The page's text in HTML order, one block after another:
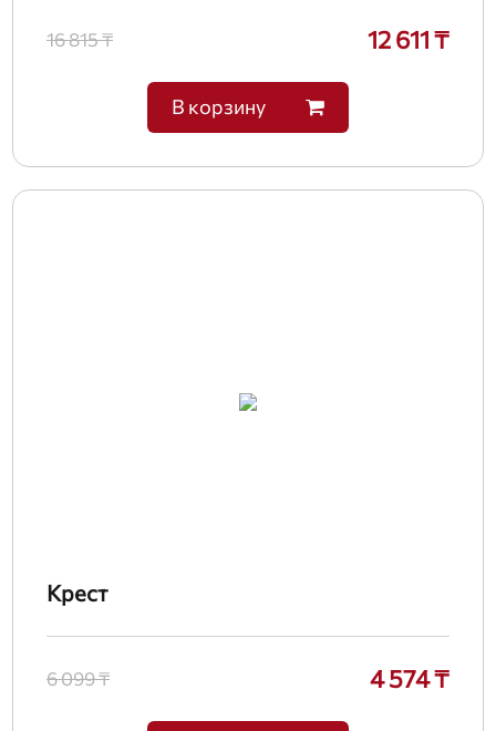
16 815 ₸ 12 611 ₸
В корзину
Крест
6 099 ₸ 4 574 ₸